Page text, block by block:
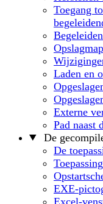
Toegang
Laden en
Externe
Pad naast
De
De
EXE-
Excel-